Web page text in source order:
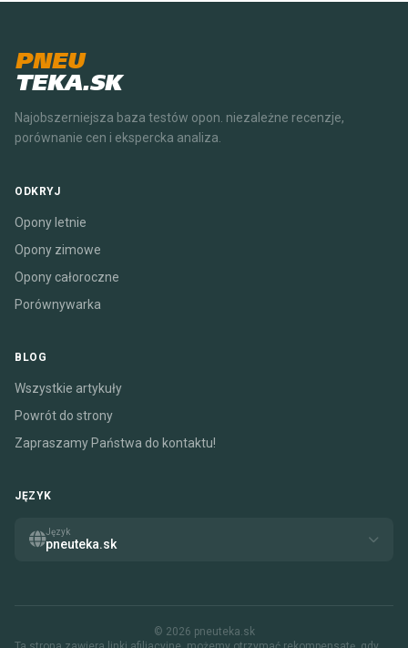
PNEU
TEKA.SK
Najobszerniejsza baza testów opon. niezależne recenzje,
porównanie cen i ekspercka analiza.
ODKRYJ
Opony letnie
Opony zimowe
Opony całoroczne
Porównywarka
BLOG
Wszystkie artykuły
Powrót do strony
Zapraszamy Państwa do kontaktu!
JĘZYK
Język
pneuteka.sk
© 2026 pneuteka.sk